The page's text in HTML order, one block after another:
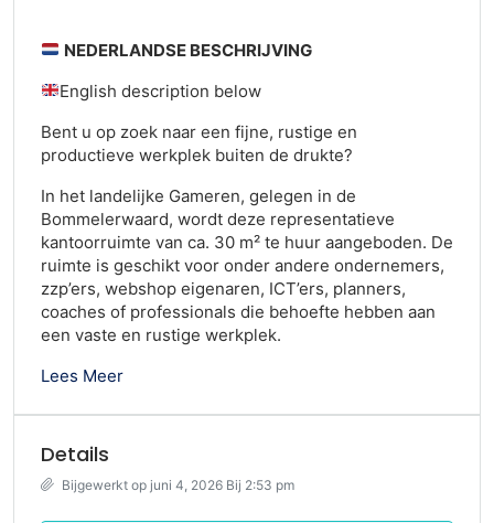
NEDERLANDSE BESCHRIJVING
English description below
Bent u op zoek naar een fijne, rustige en
productieve werkplek buiten de drukte?
In het landelijke Gameren, gelegen in de
Bommelerwaard, wordt deze representatieve
kantoorruimte van ca. 30 m² te huur aangeboden. De
ruimte is geschikt voor onder andere ondernemers,
zzp’ers, webshop eigenaren, ICT’ers, planners,
coaches of professionals die behoefte hebben aan
een vaste en rustige werkplek.
Lees Meer
Details
Bijgewerkt op juni 4, 2026 Bij 2:53 pm